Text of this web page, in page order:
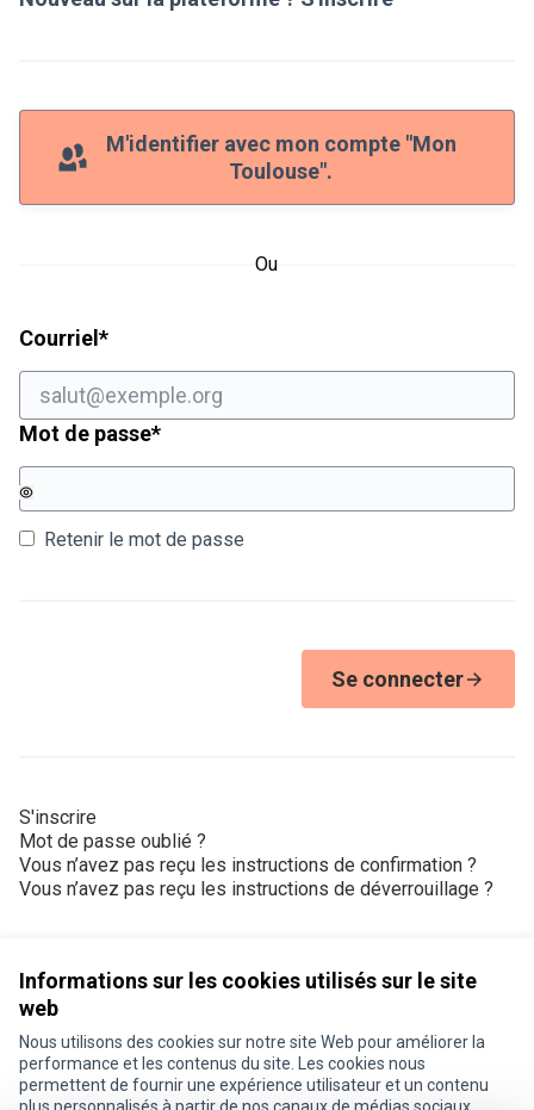
Informations sur les cookies utilisés sur le site
web
Nous utilisons des cookies sur notre site Web pour améliorer la
performance et les contenus du site. Les cookies nous
permettent de fournir une expérience utilisateur et un contenu
M'identifier avec mon compte "Mon
Toulouse".
Ou
Courriel *Champ obligatoire
Mot de passe*Champ obligatoire
Retenir le mot de passe
Se connecter
S'inscrire
Mot de passe oublié ?
Vous n’avez pas reçu les instructions de confirmation ?
Vous n’avez pas reçu les instructions de déverrouillage ?
Conditions d'utilisation
Paramètres des cookies
Je participe ! sur X
Je participe ! sur Facebook
Je participe ! sur Instagram